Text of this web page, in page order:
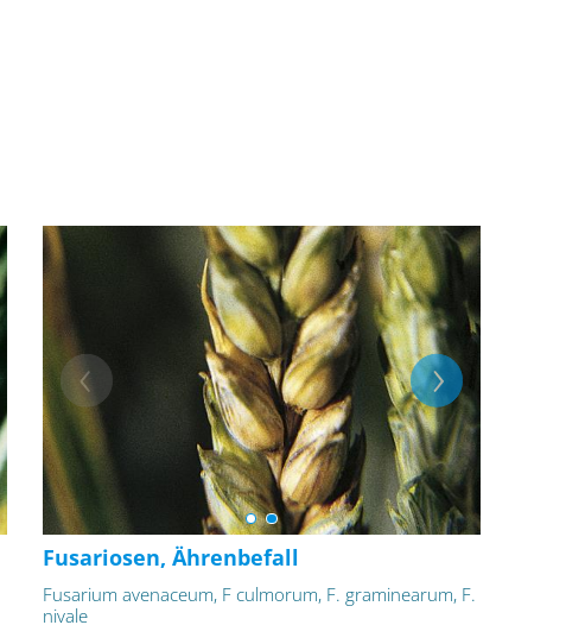
Fusariosen, Ährenbefall
Fusarium avenaceum, F culmorum, F. graminearum, F.
nivale